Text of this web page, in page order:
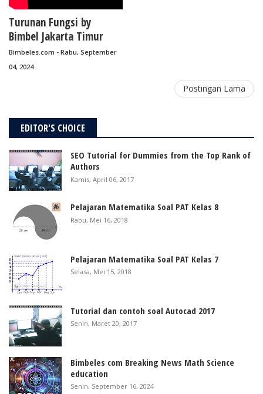
Turunan Fungsi by
Bimbel Jakarta Timur
Bimbeles.com - Rabu, September
04, 2024
Postingan Lama
EDITOR'S CHOICE
SEO Tutorial for Dummies from the Top Rank of
Authors
Kamis, April 06, 2017
Pelajaran Matematika Soal PAT Kelas 8
Rabu, Mei 16, 2018
Pelajaran Matematika Soal PAT Kelas 7
Selasa, Mei 15, 2018
Tutorial dan contoh soal Autocad 2017
Senin, Maret 20, 2017
Bimbeles com Breaking News Math Science
education
Senin, September 16, 2024